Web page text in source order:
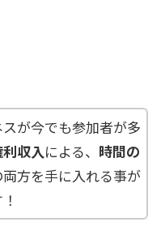
が今でも参加者が多
収入による、 時間の
両方を手に入れる事が